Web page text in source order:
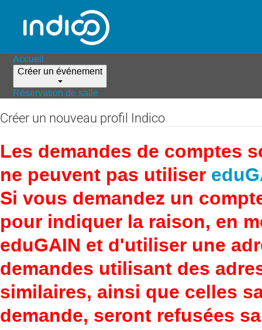
Accueil
Créer un événement
Réservation de salle
Créer un nouveau profil Indico
Les demandes de comptes
ne peuvent pas utiliser
Si vous demandez un
pour indiquer la raison, en
eduGAIN et d'utiliser une
demandes utilisant des
similaires, ainsi que celles
demande, seront refusées